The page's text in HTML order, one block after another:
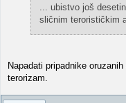
... ubistvo još
sličnim terorističkim
Napadati pripadnike
terorizam.